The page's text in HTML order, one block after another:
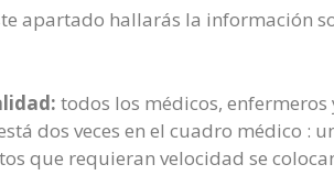
apartado hallarás la información
todos los médicos,
dos veces en el cuadro médico :
que requieran velocidad se